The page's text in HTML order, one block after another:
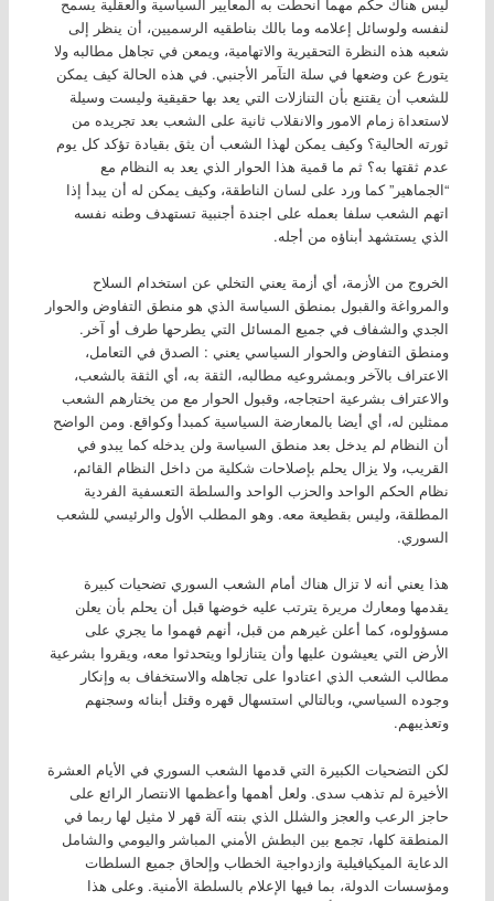
لنفسه ولوسائل إعلامه وما بالك بناطقيه الرسميين، أن ينظر إلى
شعبه هذه النظرة التحقيرية والاتهامية، ويمعن في تجاهل مطالبه ولا
يتورع عن وضعها في سلة التآمر الأجنبي. في هذه الحالة كيف يمكن
للشعب أن يقتنع بأن التنازلات التي يعد بها حقيقية وليست وسيلة
لاستعداة زمام الامور والانقلاب ثانية على الشعب بعد تجريده من
ثورته الحالية؟ وكيف يمكن لهذا الشعب أن يثق بقيادة تؤكد كل يوم
عدم ثقتها به؟ ثم ما قمية هذا الحوار الذي يعد به النظام مع
“الجماهير” كما ورد على لسان الناطقة، وكيف يمكن له أن يبدأ إذا
اتهم الشعب سلفا بعمله على اجندة أجنبية تستهدف وطنه نفسه
الذي يستشهد أبناؤه من أجله.
الخروج من الأزمة، أي أزمة يعني التخلي عن استخدام السلاح
والمرواغة والقبول بمنطق السياسة الذي هو منطق التفاوض والحوار
الجدي والشفاف في جميع المسائل التي يطرحها طرف أو آخر.
ومنطق التفاوض والحوار السياسي يعني : الصدق في التعامل،
الاعتراف بالآخر وبمشروعيه مطالبه، الثقة به، أي الثقة بالشعب،
والاعتراف بشرعية احتجاجه، وقبول الحوار مع من يختارهم الشعب
ممثلين له، أي أيضا بالمعارضة السياسية كمبدأ وكواقع. ومن الواضح
أن النظام لم يدخل بعد منطق السياسة ولن يدخله كما يبدو في
القريب، ولا يزال يحلم بإصلاحات شكلية من داخل النظام القائم،
نظام الحكم الواحد والحزب الواحد والسلطة التعسفية الفردية
المطلقة، وليس بقطيعة معه. وهو المطلب الأول والرئيسي للشعب
السوري.
هذا يعني أنه لا تزال هناك أمام الشعب السوري تضحيات كبيرة
يقدمها ومعارك مريرة يترتب عليه خوضها قبل أن يحلم بأن يعلن
مسؤولوه، كما أعلن غيرهم من قبل، أنهم فهموا ما يجري على
الأرض التي يعيشون عليها وأن يتنازلوا ويتحدثوا معه، ويقروا بشرعية
مطالب الشعب الذي اعتادوا على تجاهله والاستخفاف به وإنكار
وجوده السياسي، وبالتالي استسهال قهره وقتل أبنائه وسجنهم
وتعذيبهم.
لكن التضحيات الكبيرة التي قدمها الشعب السوري في الأيام العشرة
الأخيرة لم تذهب سدى. ولعل أهمها وأعظمها الانتصار الرائع على
حاجز الرعب والعجز والشلل الذي بنته آلة قهر لا مثيل لها ربما في
المنطقة كلها، تجمع بين البطش الأمني المباشر واليومي والشامل
الدعاية الميكيافيلية وازدواجية الخطاب وإلحاق جميع السلطات
ومؤسسات الدولة، بما فيها الإعلام بالسلطة الأمنية. وعلى هذا